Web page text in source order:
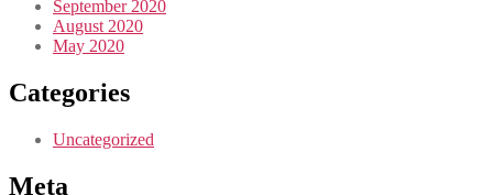
September 2020
August 2020
May 2020
Categories
Uncategorized
Meta